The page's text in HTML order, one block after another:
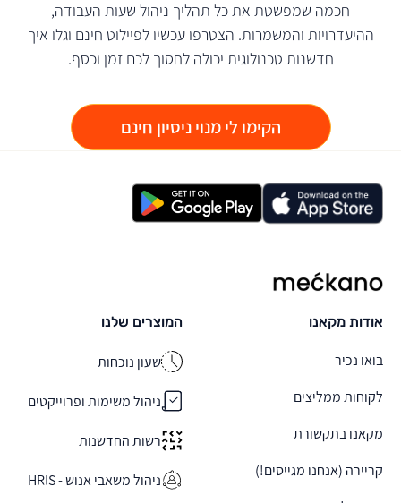
חכמה שמפשטת את כל תהליך ניהול שעות העבודה,
ההיעדרויות והמשמרות. הצטרפו עכשיו לפיילוט חינם וגלו איך
חדשנות טכנולוגית יכולה לחסוך לכם זמן וכסף.
הקימו לי מנוי ניסיון חינם
מקאנו
אודות מקאנו
בואו נכיר
לקוחות ממליצים
מקאנו בתקשורת
קריירה (אנחנו מגייסים!)
המוצרים שלנו
שעון נוכחות
ניהול משימות ופרוייקטים
רשות החדשנות
ניהול משאבי אנוש - HRIS